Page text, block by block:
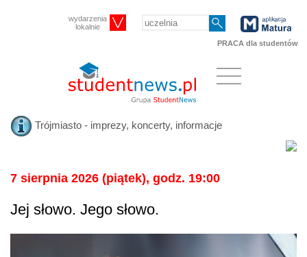
wydarzenia
lokalnie
PRACA dla studentów
Trójmiasto - imprezy, koncerty, informacje
7 sierpnia 2026 (piątek), godz. 19:00
Jej słowo. Jego słowo.